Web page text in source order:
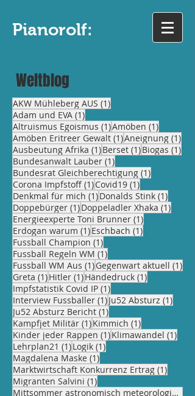
Pianorolf:
Weltblog
AKW Mühleberg AUS (1)1 Beitrag
Adam und EVA (1)1 Beitrag
Altruismus Egoismus (1)1 Beitrag
Amöben (1)1 Beitrag
Amöben Eritreer Gewalt (1)1 Beitrag
Aneignung (1)1
Ausbeutung Afrika (1)1 Beitrag
Berset (1)1 Beitrag
Biogas (1)1
Bundesanwalt Lauber (1)1 Beitrag
Bundesrat Gleichberechtigung (1)1 Beitrag
Corona Impfstoff (1)1 Beitrag
Covid19 (1)1 Beitrag
Denkmal für mich (1)1 Beitrag
Donalds Stink (1)1
Doppebürger (1)1 Beitrag
Doppeladler Xhaka (1)1
Energieexperte Toni Brunner (1)1 Beitrag
Erdogan warum (1)1 Beitrag
Eschbach (1)1 Beitrag
Fussball Champion (1)1 Beitrag
Fussball Regeln WM (1)1 Beitrag
Fussball WM Aus (1)1 Beitrag
Gegenwart aktuell (1)1
Greta (1)1 Beitrag
Hitler (1)1 Beitrag
Händedruck (1)1 Beitrag
Impfstatistik Covid IP (1)1 Beitrag
Interview Fussballer (1)1 Beitrag
Ju52 Absturz (1)1
Ju52 Absturz Bericht (1)1 Beitrag
Kampfjet Militär (1)1 Beitrag
Kimmich (1)1 Beitrag
Kinder jeder Rappen (1)1 Beitrag
Klimawandel (1)1
Lehrplan21 (1)1 Beitrag
Logik (1)1 Beitrag
Magdalena Maske (1)1 Beitrag
Marktwirtschaft Konkurrenz Ertrag (1)1
Migranten Salvini (1)1 Beitrag
Mittsommer astronomisch meteorologisch